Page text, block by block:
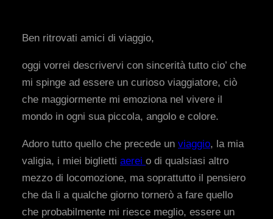
Ben ritrovati amici di viaggio,
oggi vorrei descrivervi con sincerità tutto cio’ che
mi spinge ad essere un curioso viaggiatore, ciò
che maggiormente mi emoziona nel vivere il
mondo in ogni sua piccola, angolo e colore.
Adoro tutto quello che precede un viaggio, la mia
valigia, i miei biglietti aerei o di qualsiasi altro
mezzo di locomozione, ma soprattutto il pensiero
che da li a qualche giorno tornerò a fare quello
che probabilmente mi riesce meglio, essere un